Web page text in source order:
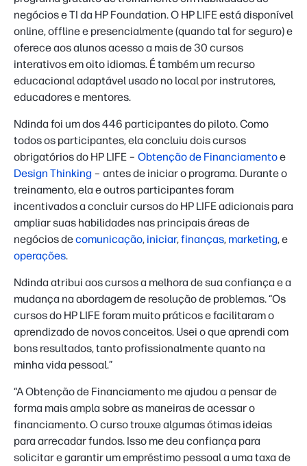
negócios e TI da HP Foundation. O HP LIFE está disponível
online, offline e presencialmente (quando tal for seguro) e
oferece aos alunos acesso a mais de 30 cursos
interativos em oito idiomas. É também um recurso
educacional adaptável usado no local por instrutores,
educadores e mentores.
Ndinda foi um dos 446 participantes do piloto. Como
todos os participantes, ela concluiu dois cursos
obrigatórios do HP LIFE – Obtenção de Financiamentoe
Design Thinking – antes de iniciar o programa. Durante o
treinamento, ela e outros participantes foram
incentivados a concluir cursos do HP LIFE adicionais para
ampliar suas habilidades nas principais áreas de
negócios decomunicação, iniciar, finanças, marketing, e
operações.
Ndinda atribui aos cursos a melhora de sua confiança e a
mudança na abordagem de resolução de problemas. “Os
cursos do HP LIFE foram muito práticos e facilitaram o
aprendizado de novos conceitos. Usei o que aprendi com
bons resultados, tanto profissionalmente quanto na
minha vida pessoal.”
“A Obtenção de Financiamento me ajudou a pensar de
forma mais ampla sobre as maneiras de acessar o
financiamento. O curso trouxe algumas ótimas ideias
para arrecadar fundos. Isso me deu confiança para
solicitar e garantir um empréstimo pessoal a uma taxa de